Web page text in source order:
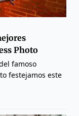
Photo
famoso
festejamos este